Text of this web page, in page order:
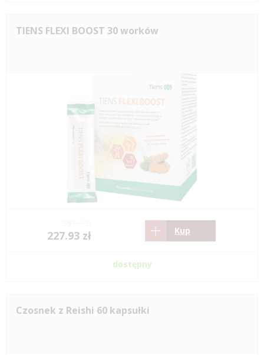
TIENS FLEXI BOOST 30 worków
227.93 zł Kup
dostępny
Czosnek z Reishi 60 kapsułki